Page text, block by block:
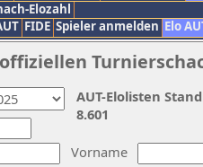
Elozahl
FIDE Spieler anmelden Elo
Vorname
AUT-Elolisten
8.601